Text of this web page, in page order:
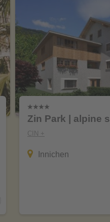
Zin Park | alpine
CIN +
Innichen